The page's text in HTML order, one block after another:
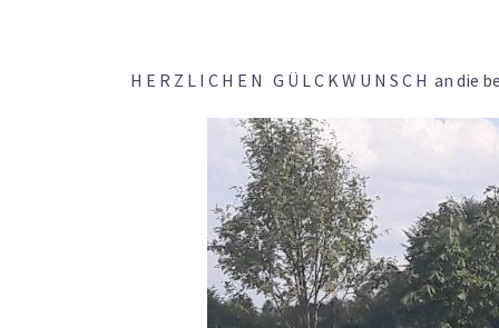
H E R Z L I C H E N G Ü L C K W U N S C H an